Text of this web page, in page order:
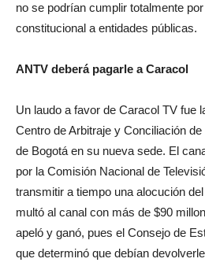
no se podrían cumplir totalmente
constitucional a entidades públicas.
ANTV deberá pagarle a Caracol
Un laudo a favor de Caracol TV fue
Centro de Arbitraje y Conciliación
de Bogotá en su nueva sede. El
por la Comisión Nacional de
transmitir a tiempo una alocución
multó al canal con más de $90
apeló y ganó, pues el Consejo de
que determinó que debían